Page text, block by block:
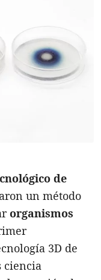
de
un método
organismos
3D de
ciencia